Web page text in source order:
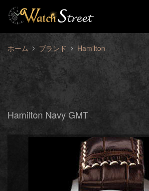
ホーム ブランド Hamilton
Hamilton Navy GMT